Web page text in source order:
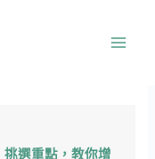
挑選重點，教你增